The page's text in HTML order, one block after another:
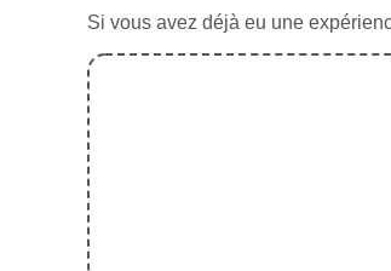
Si vous avez déjà eu une